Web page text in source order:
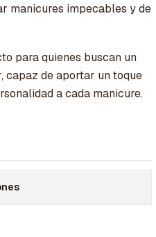
manicures impecables y de
para quienes buscan un
capaz de aportar un toque
a cada manicure.